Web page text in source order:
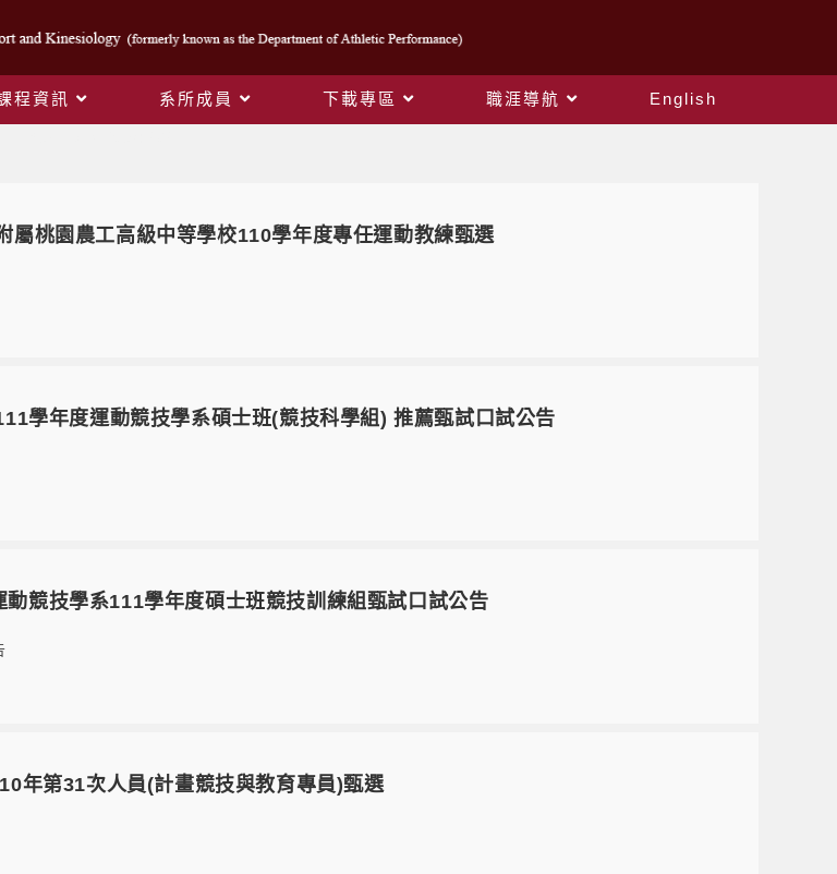
程資訊 系所成員 下載專區 職涯導航 English
屬桃園農工高級中等學校110學年度專任運動教練甄選
學年度運動競技學系碩士班(競技科學組) 推薦甄試口試公告
競技學系111學年度碩士班競技訓練組甄試口試公告
年第31次人員(計畫競技與教育專員)甄選